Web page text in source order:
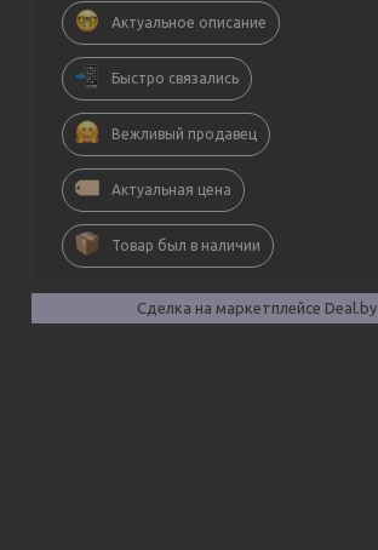
Актуальное описание
Быстро связались
Вежливый продавец
Актуальная цена
Товар был в наличии
Сделка на маркетплейсе Deal.by